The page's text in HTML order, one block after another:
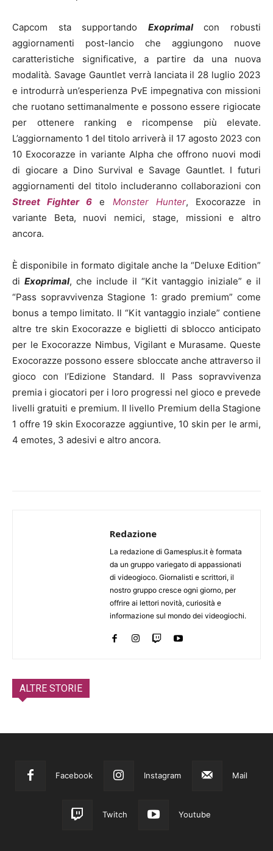
Capcom sta supportando Exoprimalcon robusti
aggiornamenti post-lancio che aggiungono nuove
caratteristiche significative, a partire da una nuova
modalità. Savage Gauntlet verrà lanciata il 28 luglio 2023
e introdurrà un’esperienza PvE impegnativa con missioni
che ruotano settimanalmente e possono essere rigiocate
per ottenere ranking e ricompense più elevate.
L’aggiornamento 1 del titolo arriverà il 17 agosto 2023 con
10 Exocorazze in variante Alpha che offrono nuovi modi
di giocare a Dino Survival e Savage Gauntlet. I futuri
aggiornamenti del titolo includeranno collaborazioni con
Street Fighter 6 e Monster Hunter, Exocorazze in
variante Beta, nuovi nemici, stage, missioni e altro
ancora.
È disponibile in formato digitale anche la “Deluxe Edition”
di Exoprimal, che include il “Kit vantaggio iniziale” e il
“Pass sopravvivenza Stagione 1: grado premium” come
bonus a tempo limitato. Il “Kit vantaggio inziale” contiene
altre tre skin Exocorazze e biglietti di sblocco anticipato
per le Exocorazze Nimbus, Vigilant e Murasame. Queste
Exocorazze possono essere sbloccate anche attraverso il
gioco con l’Edizione Standard. Il Pass sopravvivenza
premia i giocatori per i loro progressi nel gioco e prevede
livelli gratuiti e premium. Il livello Premium della Stagione
1 offre 19 skin Exocorazze aggiuntive, 10 skin per le armi,
4 emotes, 3 adesivi e altro ancora.
Redazione
La redazione di Gamesplus.it è formata
da un gruppo variegato di appassionati
di videogioco. Giornalisti e scrittori, il
nostro gruppo cresce ogni giorno, per
offrire ai lettori novità, curiosità e
informazione sul mondo dei videogiochi.
ALTRE STORIE
Facebook Instagram Mail
Twitch Youtube